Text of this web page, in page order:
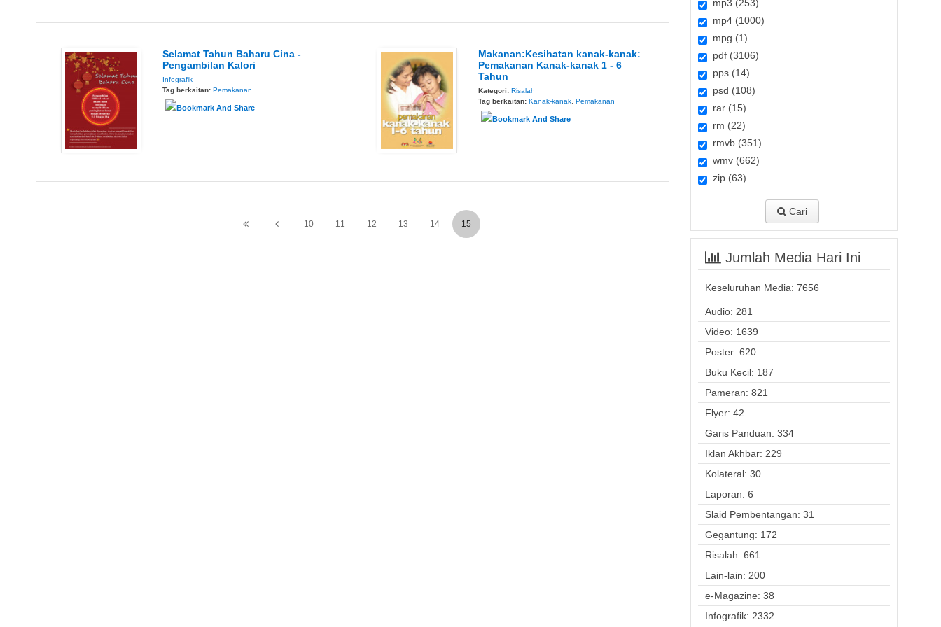
Selamat Tahun Baharu Cina -
Pengambilan Kalori
Infografik
Tag berkaitan: Pemakanan
Makanan:Kesihatan kanak-kanak:
Pemakanan Kanak-kanak 1 - 6
Tahun
Kategori:Risalah
Tag berkaitan:Kanak-kanak ,Pemakanan
10 11 12 13 14 15
mp3 (253)
mp4 (1000)
mpg (1)
pdf (3106)
pps (14)
psd (108)
rar (15)
rm (22)
rmvb (351)
wmv (662)
zip (63)
Cari
Jumlah Media Hari Ini
Keseluruhan Media: 7656
Audio: 281
Video: 1639
Poster: 620
Buku Kecil: 187
Pameran: 821
Flyer: 42
Garis Panduan: 334
Iklan Akhbar: 229
Kolateral: 30
Laporan: 6
Slaid Pembentangan: 31
Gegantung: 172
Risalah: 661
Lain-lain: 200
e-Magazine: 38
Infografik: 2332